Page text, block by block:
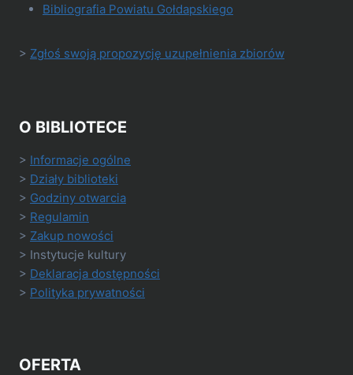
Bibliografia Powiatu Gołdapskiego
> Zgłoś swoją propozycję uzupełnienia zbiorów
O BIBLIOTECE
> Informacje ogólne
> Działy biblioteki
> Godziny otwarcia
> Regulamin
> Zakup nowości
> Instytucje kultury
> Deklaracja dostępności
> Polityka prywatności
OFERTA